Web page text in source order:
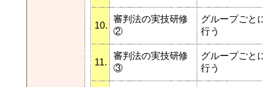
10.
審判法の実技研修
②
グループごと
行う
11.
審判法の実技研修
③
グループごと
行う